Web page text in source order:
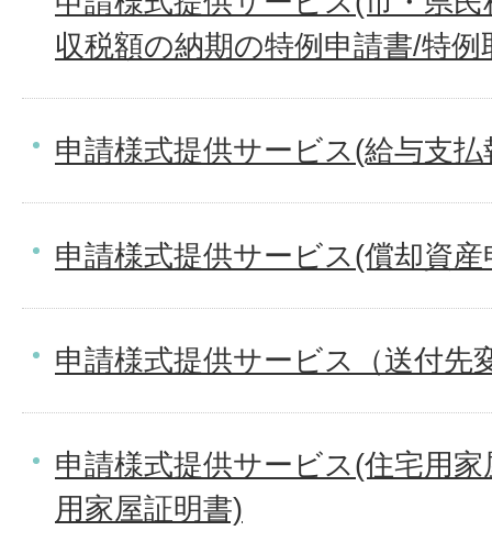
収税額の納期の特例申請書/特例
申請様式提供サービス(給与支払
申請様式提供サービス(償却資産
申請様式提供サービス（送付先
申請様式提供サービス(住宅用
用家屋証明書)